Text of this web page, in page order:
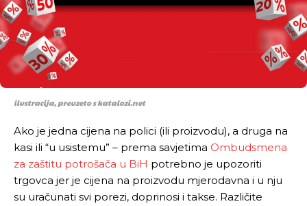
ilustracija, preuzeto s katalozi.net
Ako je jedna cijena na polici (ili proizvodu), a druga na
kasi ili “u usistemu” – prema savjetima Ombudsmena
za zaštitu potrošača u BiH potrebno je upozoriti
trgovca jer je cijena na proizvodu mjerodavna i u nju
su uračunati svi porezi, doprinosi i takse. Različite